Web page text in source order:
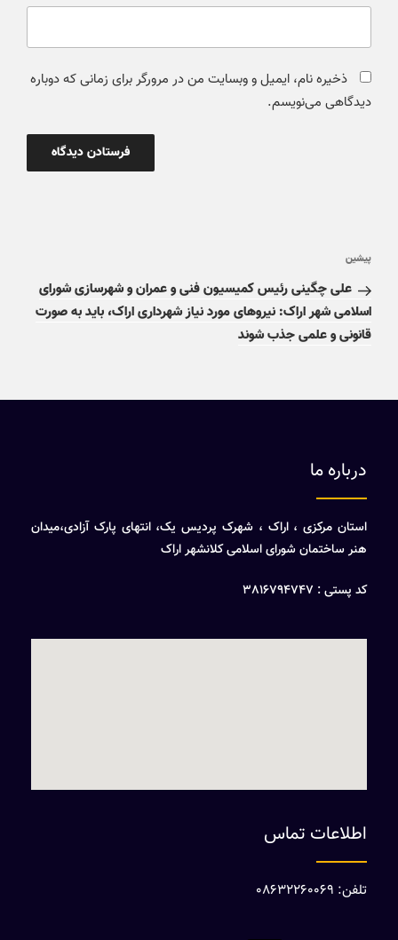
ذخیره نام، ایمیل و وبسایت من در مرورگر برای زمانی که دوباره
دیدگاهی می‌نویسم.
پیشین
علی چگینی رئیس کمیسیون فنی و عمران و شهرسازی شورای
اسلامی شهر اراک: نیروهای مورد نیاز شهرداری اراک، باید به صورت
قانونی و علمی جذب شوند
درباره ما
استان مرکزی ، اراک ، شهرک پردیس یک، انتهای پارک آزادی،میدان
هنر ساختمان شورای اسلامی کلانشهر اراک
کد پستی : 3816794747
اطلاعات تماس
تلفن: 08632260069